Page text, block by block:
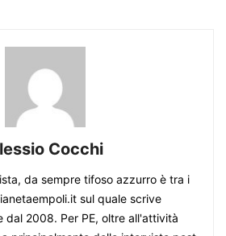
Cocchi
da sempre tifoso azzurro è tra i
sul quale scrive
dal 2008. Per PE, oltre all'attività